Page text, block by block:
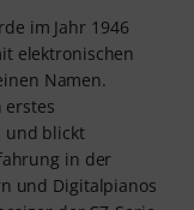
im Jahr 1946
elektronischen
Namen.
erstes
und blickt
in der
und Digitalpianos